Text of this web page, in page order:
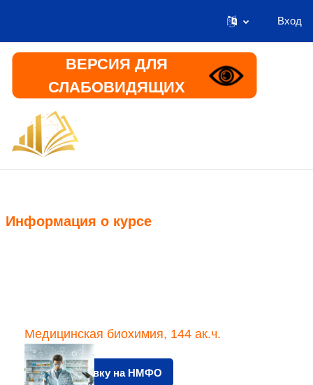
ВЕРСИЯ ДЛЯ
СЛАБОВИДЯЩИХ
Вход
Информация о курсе
Медицинская биохимия, 144 ак.ч.
Подать заявку на НМФО